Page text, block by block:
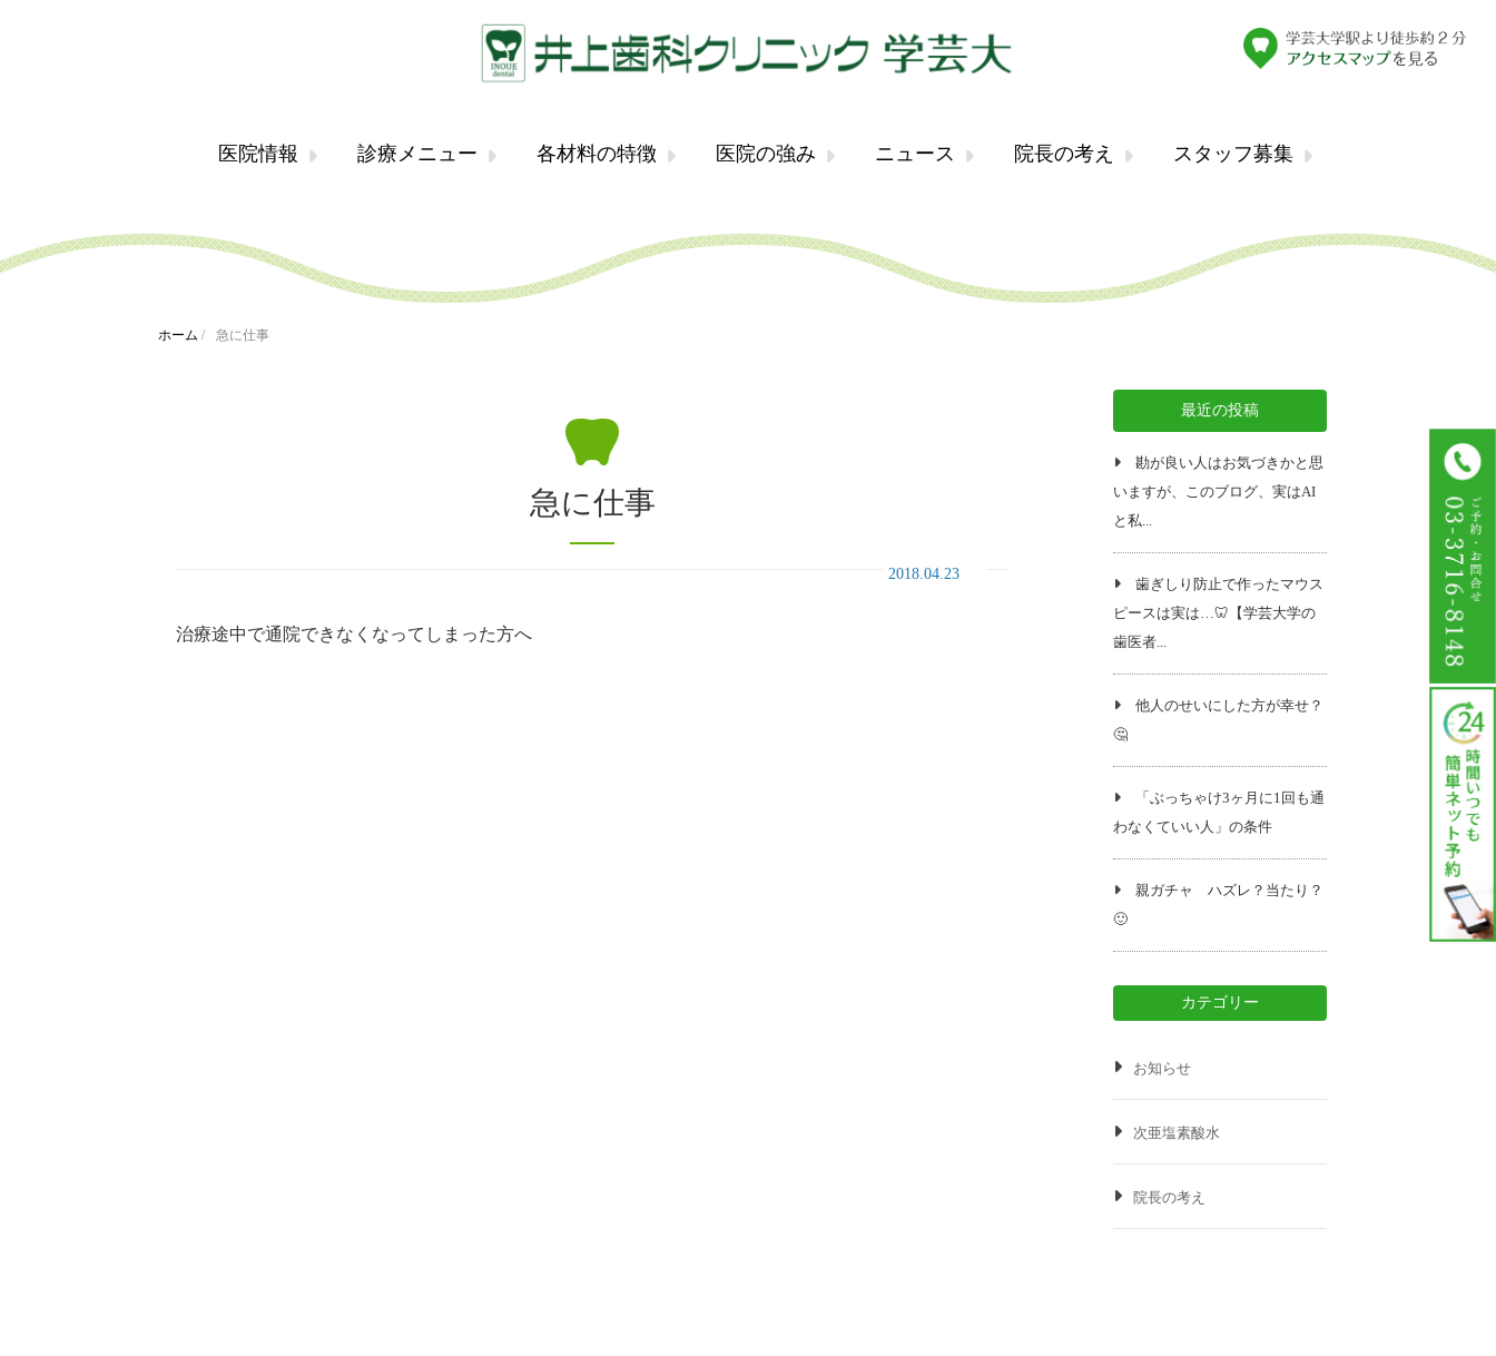
医院情報 診療メニュー 各材料の特徴 医院の強み ニュース 院長の考え スタッフ募集
ホーム / 急に仕事
急に仕事
2018.04.23
治療途中で通院できなくなってしまった方へ
最近の投稿
勘が良い人はお気づきかと思
いますが、このブログ、実はAI
と私...
歯ぎしり防止で作ったマウス
ピースは実は…🦷【学芸大学の
歯医者...
他人のせいにした方が幸せ？
🤔
「ぶっちゃけ3ヶ月に1回も通
わなくていい人」の条件
親ガチャ ハズレ？当たり？
🙂
カテゴリー
お知らせ
次亜塩素酸水
院長の考え